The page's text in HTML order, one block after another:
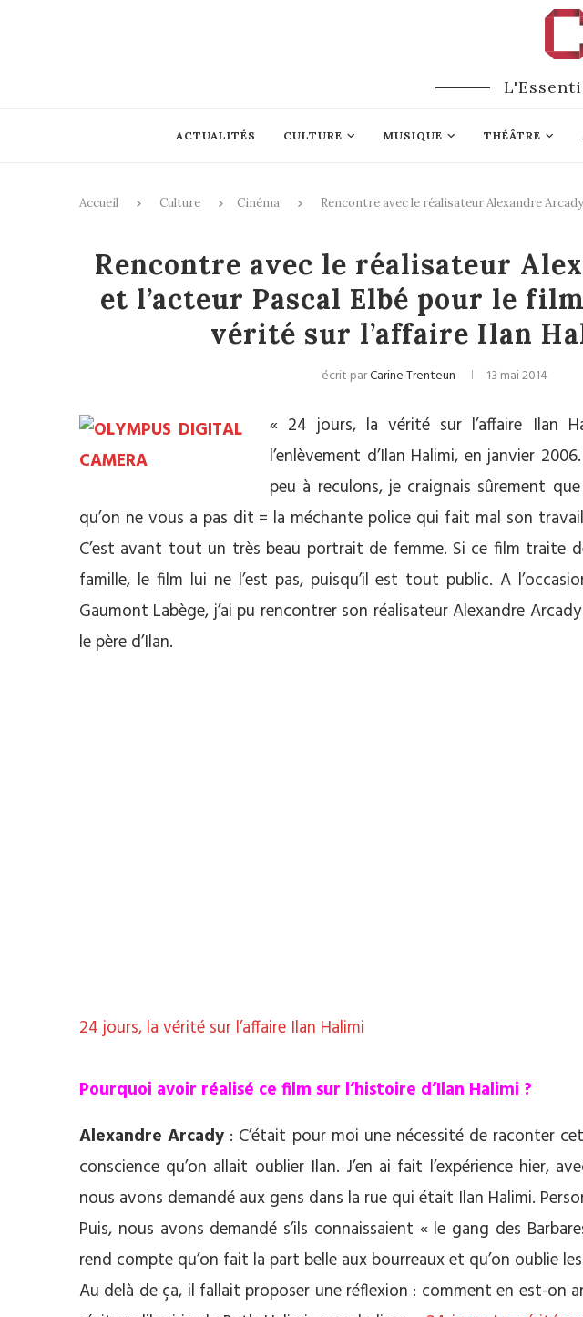
ACTUALITÉS CULTURE MUSIQUE THÉÂTRE
Accueil Culture Cinéma Rencontre avec le réalisateur Alexandre
Rencontre avec le réalisateur
et l’acteur Pascal Elbé pour le
vérité sur l’affaire Ilan
écrit parCarine Trenteun 13 mai 2014
« 24 jours, la vérité sur l’affaire Ilan
l’enlèvement d’Ilan Halimi, en janvier
peu à reculons, je craignais sûrement
qu’on ne vous a pas dit = la méchante police qui fait mal son
C’est avant tout un très beau portrait de femme. Si ce film traite
famille, le film lui ne l’est pas, puisqu’il est tout public. A
Gaumont Labège, j’ai pu rencontrer son réalisateur Alexandre
le père d’Ilan.
24 jours, la vérité sur l’affaire Ilan Halimi
Pourquoi avoir réalisé ce film sur l’histoire d’Ilan Halimi ?
Alexandre Arcady : C’était pour moi une nécessité de raconter
conscience qu’on allait oublier Ilan. J’en ai fait l’expérience hier,
nous avons demandé aux gens dans la rue qui était Ilan Halimi.
Puis, nous avons demandé s’ils connaissaient « le gang des
rend compte qu’on fait la part belle aux bourreaux et qu’on oublie
Au delà de ça, il fallait proposer une réflexion : comment en est-on